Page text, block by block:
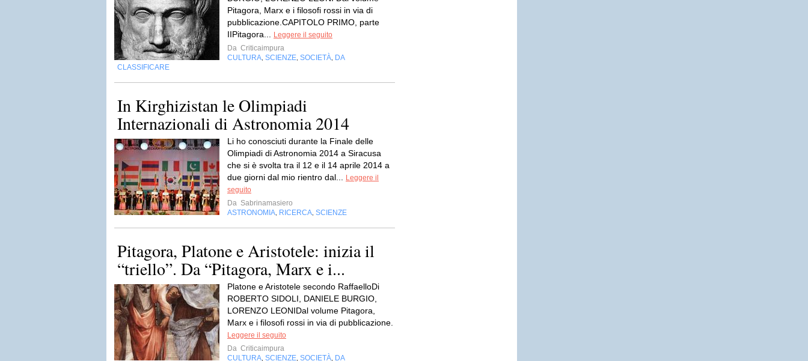
Pitagora, Marx e i filosofi rossi in via di
pubblicazione.CAPITOLO PRIMO, parte
IIPitagora...
Leggere il seguito
Da Criticaimpura
CULTURA SCIENZE SOCIETÀ DA
CLASSIFICARE
In Kirghizistan le Olimpiadi
Internazionali di Astronomia 2014
Li ho conosciuti durante la Finale delle
Olimpiadi di Astronomia 2014 a Siracusa
che si è svolta tra il 12 e il 14 aprile 2014 a
due giorni dal mio rientro dal...
Leggere il
seguito
Da Sabrinamasiero
ASTRONOMIA RICERCA SCIENZE
Pitagora, Platone e Aristotele: inizia il
“triello”. Da “Pitagora, Marx e i...
Platone e Aristotele secondo RaffaelloDi
ROBERTO SIDOLI, DANIELE BURGIO,
LORENZO LEONIDal volume Pitagora,
Marx e i filosofi rossi in via di pubblicazione.
Leggere il seguito
Da Criticaimpura
CULTURA SCIENZE SOCIETÀ DA